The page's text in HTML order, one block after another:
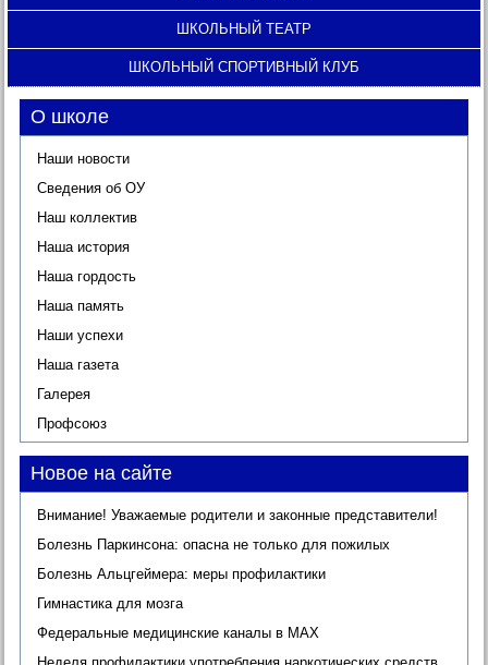
ШКОЛЬНЫЙ ТЕАТР
ШКОЛЬНЫЙ СПОРТИВНЫЙ КЛУБ
О школе
Наши новости
Сведения об ОУ
Наш коллектив
Наша история
Наша гордость
Наша память
Наши успехи
Наша газета
Галерея
Профсоюз
Новое на сайте
Внимание! Уважаемые родители и законные представители!
Болезнь Паркинсона: опасна не только для пожилых
Болезнь Альцгеймера: меры профилактики
Гимнастика для мозга
Федеральные медицинские каналы в МАХ